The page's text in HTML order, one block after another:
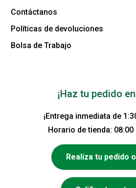
Contáctanos
Políticas de devoluciones
Bolsa de Trabajo
¡Haz tu pedido
¡Entrega inmediata de
Horario de tienda: 08:00
Realiza tu pedido